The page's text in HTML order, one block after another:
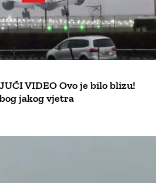
VIDEO Ovo je bilo blizu!
jakog vjetra